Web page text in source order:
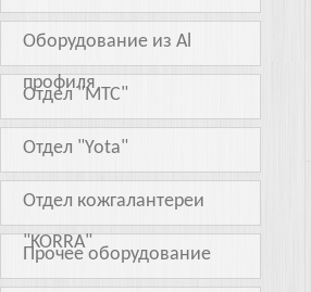
Оборудование из Al
профиля
Отдел "МТС"
Отдел "Yota"
Отдел кожгалантереи
"KORRA"
Прочее оборудование